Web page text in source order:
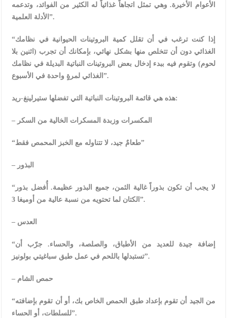
الأعوام الأخيرة. وهي تمثل اتجاهاً غذائياً له الكثير من الفوائد، وتدعمه
الأدلة العلمية”.
“إذا كنت ترغب في أن تقلل كمية البروتينات الحيوانية في نظامك
الغذائي دون أن تتخلص منها بشكل نهائي، بإمكانك أن تجرب (اثنين بلا
لحوم) وتقوم فيه ببدء إدخال بعض البروتينات النباتية البديلة في نظامك
الغذائي لمرةٍ واحدة في الأسبوع”.
هذه هي قائمة البروتينات النباتية التي تفضلها ستيرلينغ-ريد:
– المكسرات وزبدة المسكرات الخالية من السكر
“طعامٌ جيد، لا تتناوله مع الخبز المحمص فقط”
– البذور
“لا يجب أن تكون بذوراً غالية الثمن، جميع البذور عظيمة. أُفضل بذور
الكتان لما تحتويه من نسبة عالية من أوميغا 3”.
– العدس
“إضافة جيدة للعديد من الأطباق، والصلصة، والحساء. جرّب أن
تستبدلها باللحم في عمل طبق سباغيتي بولونيز”.
– حمص الشام
“من الجيد أن تقوم بإعداد طبق الحمص الخاص بك، أو أن تقوم بإضافته
للسلطات، أو الحساء”.